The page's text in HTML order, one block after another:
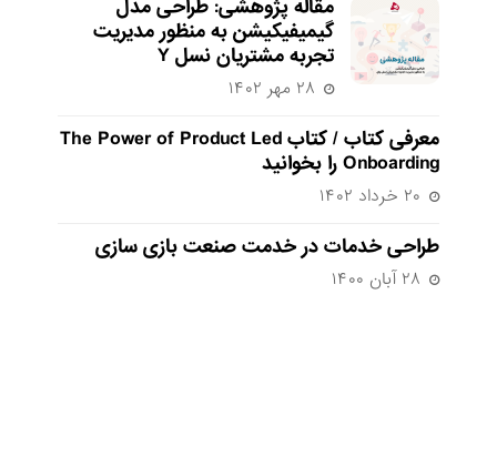
مقاله پژوهشی: طراحی مدل
گیمیفیکیشن به منظور مدیریت
تجربه مشتریان نسل Y
۲۸ مهر ۱۴۰۲
معرفی کتاب / کتاب The Power of Product Led
Onboarding را بخوانید
۲۰ خرداد ۱۴۰۲
طراحی خدمات در خدمت صنعت بازی سازی
۲۸ آبان ۱۴۰۰